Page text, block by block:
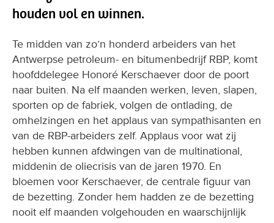
Te midden van zo’n honderd arbeiders van het
hoofddelegee Honoré Kerschaever door de poort
naar buiten. Na elf maanden werken, leven, slapen,
sporten op de fabriek, volgen de ontlading, de
omhelzingen en het applaus van sympathisanten en
van de RBP-arbeiders zelf. Applaus voor wat zij
hebben kunnen afdwingen van de multinational,
middenin de oliecrisis van de jaren 1970. En
bloemen voor Kerschaever, de centrale figuur van
de bezetting. Zonder hem hadden ze de bezetting
nooit elf maanden volgehouden en waarschijnlijk
zelfs nooit opgestart.